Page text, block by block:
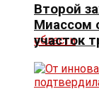
Второй
Миассом
участок